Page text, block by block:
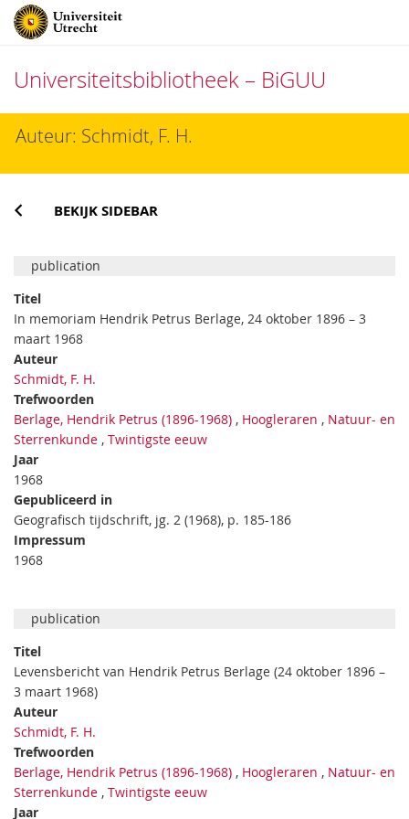
Universiteitsbibliotheek – BiGUU
naarAuteur: Schmidt, F. H.
BEKIJK SIDEBAR
publication
Titel
In memoriam Hendrik Petrus Berlage, 24 oktober 1896 – 3
maart 1968
Auteur
Schmidt, F. H.
Trefwoorden
Berlage, Hendrik Petrus (1896-1968) , Hoogleraren , Natuur- en
Sterrenkunde , Twintigste eeuw
Jaar
1968
Gepubliceerd in
Geografisch tijdschrift, jg. 2 (1968), p. 185-186
Impressum
1968
publication
Titel
Levensbericht van Hendrik Petrus Berlage (24 oktober 1896 –
3 maart 1968)
Auteur
Schmidt, F. H.
Trefwoorden
Berlage, Hendrik Petrus (1896-1968) , Hoogleraren , Natuur- en
Sterrenkunde , Twintigste eeuw
Jaar